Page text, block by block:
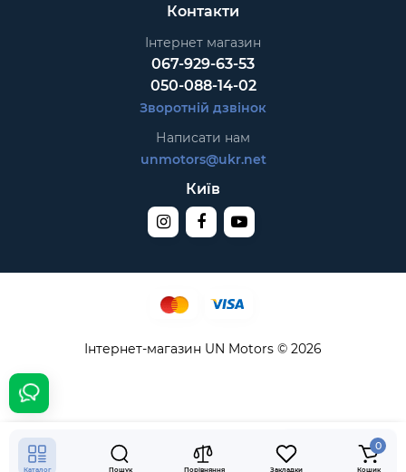
Каталог Пошук Порівняння Закладки
0
Кошик
2.840₴ В кошик
Контакти
Інтернет магазин
067-929-63-53
050-088-14-02
Зворотній дзвінок
Написати нам
unmotors@ukr.net
Київ
Інтернет-магазин UN Motors © 2026